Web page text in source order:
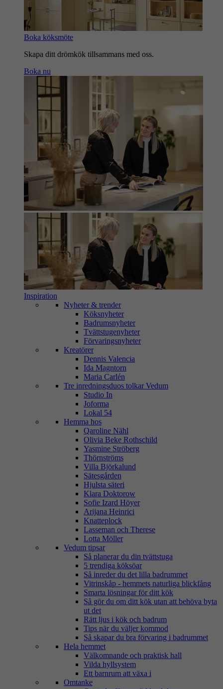
Boka köksmöte
Skapa ditt drömkök tillsammans med oss.
Boka nu
Inspiration
Nyheter & trender
Köksnyheter
Badrumsnyheter
Tvättstugenyheter
Förvaringsnyheter
Kreatörer
Dennis Valencia
Ida Magntorn
Maria Carlén
Tre inredningsduos tolkar Vedum
Studio In
Joforma
Lokal 54
Hemma hos
Qaroline Nähl
Olivia Beke Rothschild
Yasmine Ströberg
Thörnströms
Villa Björkalund
Sätesgården
Hjulsta säteri
Klara Doktorow
Sofie Izard Höyer
Arijana Heinrici
Knatteplock
Lasseman och Therese
Lotta Möller
Vedum tipsar
Så planerar du din tvättstuga
5 trendiga köksöar
Så inreder du det lilla badrummet
Vitrinskåp - hemmets naturliga blickfång
Smarta lösningar för ditt kök
Så gör du om ditt kök utan att behöva byta
ut det
Rätt ljus i kök och badrum
Tips när du väljer kommod
Så skapar du bra förvaring i badrummet
Hela hemmet
Välkomnande och praktisk hall
Vilda hyllsystem
Ett barnrum att växa i
Omtanke